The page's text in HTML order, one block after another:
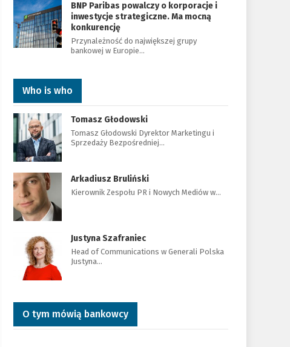
BNP Paribas powalczy o korporacje i
inwestycje strategiczne. Ma mocną
konkurencję
Przynależność do największej grupy
bankowej w Europie…
Who is who
Tomasz Głodowski
Tomasz Głodowski Dyrektor Marketingu i
Sprzedaży Bezpośredniej…
Arkadiusz Bruliński
Kierownik Zespołu PR i Nowych Mediów w…
Justyna Szafraniec
Head of Communications w Generali Polska
Justyna…
O tym mówią bankowcy